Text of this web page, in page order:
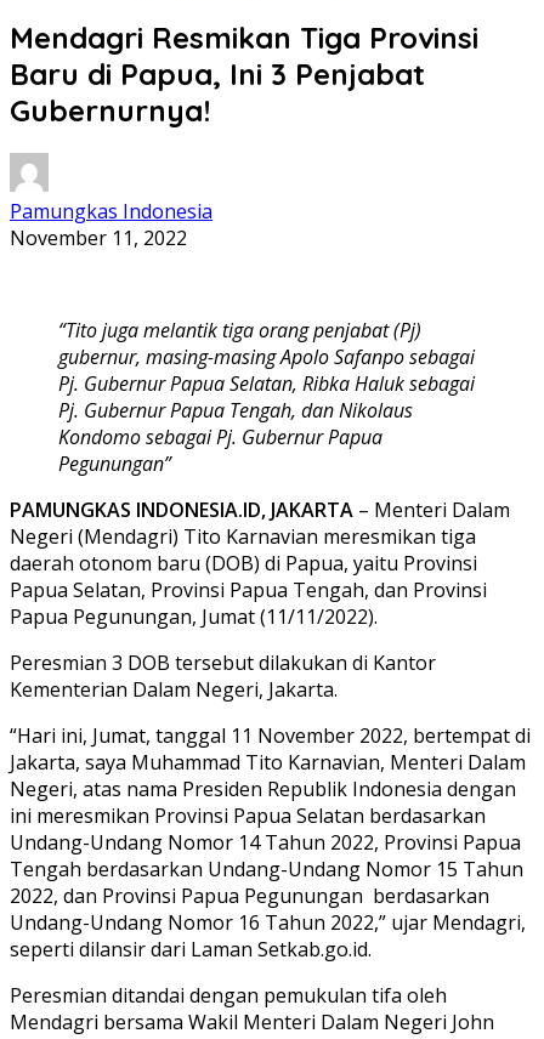
Mendagri Resmikan Tiga Provinsi
Baru di Papua, Ini 3 Penjabat
Gubernurnya!
Pamungkas Indonesia
November 11, 2022
“Tito juga melantik tiga orang penjabat (Pj)
gubernur, masing-masing Apolo Safanpo sebagai
Pj. Gubernur Papua Selatan, Ribka Haluk sebagai
Pj. Gubernur Papua Tengah, dan Nikolaus
Kondomo sebagai Pj. Gubernur Papua
Pegunungan”
PAMUNGKAS INDONESIA.ID, JAKARTA – Menteri Dalam
Negeri (Mendagri) Tito Karnavian meresmikan tiga
daerah otonom baru (DOB) di Papua, yaitu Provinsi
Papua Selatan, Provinsi Papua Tengah, dan Provinsi
Papua Pegunungan, Jumat (11/11/2022).
Peresmian 3 DOB tersebut dilakukan di Kantor
Kementerian Dalam Negeri, Jakarta.
“Hari ini, Jumat, tanggal 11 November 2022, bertempat di
Jakarta, saya Muhammad Tito Karnavian, Menteri Dalam
Negeri, atas nama Presiden Republik Indonesia dengan
ini meresmikan Provinsi Papua Selatan berdasarkan
Undang-Undang Nomor 14 Tahun 2022, Provinsi Papua
Tengah berdasarkan Undang-Undang Nomor 15 Tahun
2022, dan Provinsi Papua Pegunungan berdasarkan
Undang-Undang Nomor 16 Tahun 2022,” ujar Mendagri,
seperti dilansir dari Laman Setkab.go.id.
Peresmian ditandai dengan pemukulan tifa oleh
Mendagri bersama Wakil Menteri Dalam Negeri John